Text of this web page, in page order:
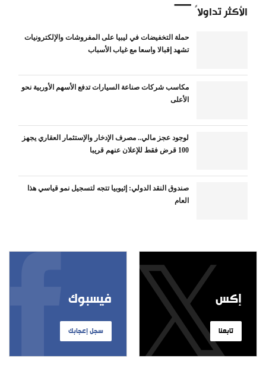
الأكثر تداولاً
حملة التخفيضات في ليبيا على المفروشات والإلكترونيات
تشهد إقبالا واسعا مع غياب الأسباب
مكاسب شركات صناعة السيارات تدفع الأسهم الأوربية نحو
الأعلى
لوجود عجز مالي.. مصرف الإدخار والإستثمار العقاري يجهز
100 قرض فقط للإعلان عنهم قريبا
صندوق النقد الدولي: إثيوبيا تتجه لتسجيل نمو قياسي هذا
العام
فيسبوك
سجل إعجابك
إكس
تابعنا